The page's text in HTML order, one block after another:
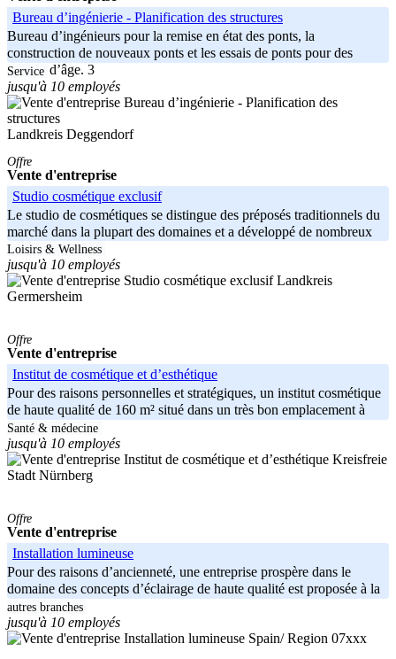
Bureau d’ingénierie - Planification des structures
Bureau d’ingénieurs pour la remise en état des ponts, la
construction de nouveaux ponts et les essais de ponts pour des
raisons d’âge. 3
Service
jusqu'à 10 employés
Landkreis Deggendorf
Offre
Vente d'entreprise
Studio cosmétique exclusif
Le studio de cosmétiques se distingue des préposés traditionnels du
marché dans la plupart des domaines et a développé de nombreux
points
Loisirs & Wellness
jusqu'à 10 employés
Landkreis
Germersheim
Offre
Vente d'entreprise
Institut de cosmétique et d’esthétique
Pour des raisons personnelles et stratégiques, un institut cosmétique
de haute qualité de 160 m² situé dans un très bon emplacement à
Santé & médecine
jusqu'à 10 employés
Kreisfreie
Stadt Nürnberg
Offre
Vente d'entreprise
Installation lumineuse
Pour des raisons d’ancienneté, une entreprise prospère dans le
domaine des concepts d’éclairage de haute qualité est proposée à la
autres branches
jusqu'à 10 employés
Spain/ Region 07xxx